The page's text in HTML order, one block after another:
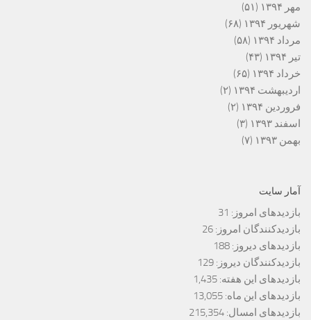
مهر ۱۳۹۴
(۵۱)
شهریور ۱۳۹۴
(۶۸)
مرداد ۱۳۹۴
(۵۸)
تیر ۱۳۹۴
(۴۳)
خرداد ۱۳۹۴
(۶۵)
اردیبهشت ۱۳۹۴
(۲)
فروردین ۱۳۹۴
(۲)
اسفند ۱۳۹۳
(۳)
بهمن ۱۳۹۳
(۷)
آمار سایت
بازدیدهای امروز: 31
بازدیدکنندگان امروز: 26
بازدیدهای دیروز: 188
بازدیدکنندگان دیروز: 129
بازدیدهای این هفته: 1,435
بازدیدهای این ماه: 13,055
بازدیدهای امسال: 215,354